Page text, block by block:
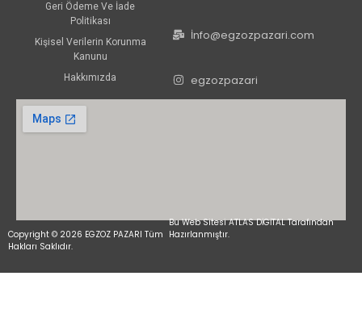
Geri Ödeme Ve İade
Politikası
Kişisel Verilerin Korunma
Kanunu
Hakkımızda
İnfo@egzozpazari.com
egzozpazari
Copyright © 2026 EGZOZ PAZARI Tüm
Hakları Saklıdır.
Bu Web Sitesi ATLAS DİGİTAL Tarafından
Hazırlanmıştır.